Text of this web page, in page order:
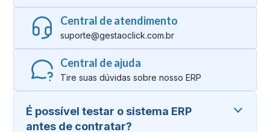
Central de atendimento
suporte@gestaoclick.com.br
Central de ajuda
Tire suas dúvidas sobre nosso ERP
É possível testar o sistema ERP
antes de contratar?